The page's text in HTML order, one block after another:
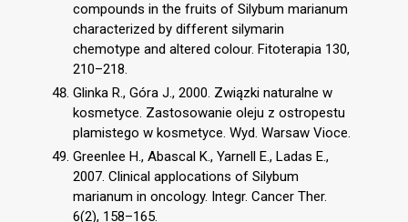
compounds in the fruits of Silybum marianum
characterized by different silymarin
chemotype and altered colour. Fitoterapia 130,
210–218.
Glinka R., Góra J., 2000. Związki naturalne w
kosmetyce. Zastosowanie oleju z ostropestu
plamistego w kosmetyce. Wyd. Warsaw Vioce.
Greenlee H., Abascal K., Yarnell E., Ladas E.,
2007. Clinical applocations of Silybum
marianum in oncology. Integr. Cancer Ther.
6(2), 158–165.